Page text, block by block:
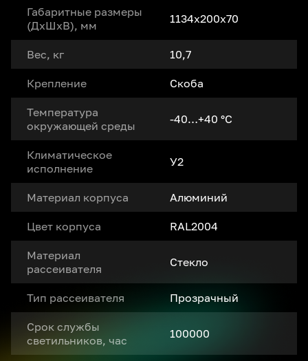
Габаритные размеры
(ДxШxВ), мм
1134х200х70
Вес, кг 10,7
Крепление Скоба
Температура
окружающей среды
-40…+40 °С
Климатическое
исполнение
У2
Материал корпуса Алюминий
Цвет корпуса RAL2004
Материал
рассеивателя
Стекло
Тип рассеивателя Прозрачный
Срок службы
светильников, час
100000